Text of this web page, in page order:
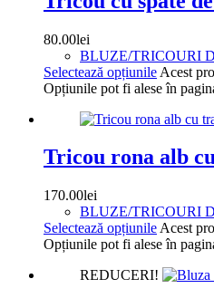
80.00lei
BLUZE/TRICOURI
Selectează opțiunile Acest
Opțiunile pot fi alese în
Tricou rona alb
170.00lei
BLUZE/TRICOURI
Selectează opțiunile Acest
Opțiunile pot fi alese în
REDUCERI!